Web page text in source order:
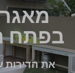
בפתח
את הדירות